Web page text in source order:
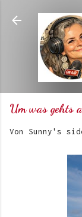
Um was gehts
Von Sunny's